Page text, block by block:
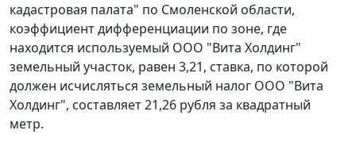
кадастровая палата" по Смоленской области,
коэффициент дифференциации по зоне, где
находится используемый ООО "Вита Холдинг"
земельный участок, равен 3,21, ставка, по которой
должен исчисляться земельный налог ООО "Вита
Холдинг", составляет 21,26 рубля за квадратный
метр.